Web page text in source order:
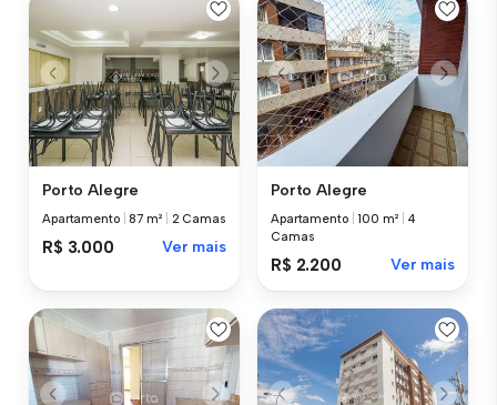
Porto Alegre
Apartamento |87 m² 2 Camas
R$ 3.000 Ver mais
Porto Alegre
Apartamento |100 m²
4
Camas
R$ 2.200 Ver mais